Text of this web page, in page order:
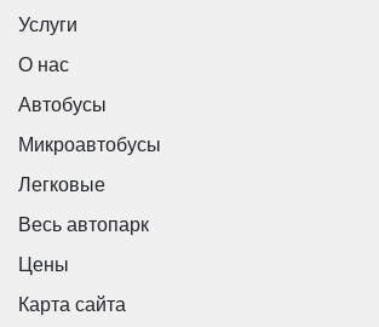
Услуги
О нас
Автобусы
Микроавтобусы
Легковые
Весь автопарк
Цены
Карта сайта